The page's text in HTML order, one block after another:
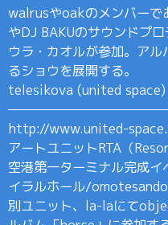
walrusやoakのメンバーで
やDJ BAKUのサウンドプ
ウラ・カオルが参加。ア
るショウを展開する。
telesikova (united space)
http://www.united-
アートユニットRTA（
空港第一ターミナル完成
イラルホール/
別ユニット、la-laにて